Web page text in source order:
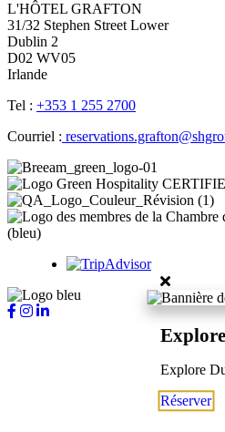
L'HÔTEL GRAFTON
31/32 Stephen Street Lower
Dublin 2
D02 WV05
Irlande
Tel : +353 1 255 2700
Courriel :
Explore
Réserver